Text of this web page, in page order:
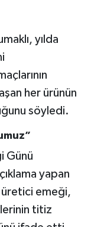
yılda
her ürünün
söyledi.
Günü
yapan
üretici emeği,
titiz